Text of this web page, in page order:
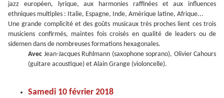
jazz européen, lyrique, aux harmonies raffinées et aux influences
ethniques multiples : Italie, Espagne, Inde, Amérique latine, Afrique...
Une grande complicité et des goûts musicaux très proches lient ces trois
musiciens confirmés, maintes fois croisés en qualité de leaders ou de
sidemen dans de nombreuses formations hexagonales.
Avec Jean-Jacques Ruhlmann (saxophone soprano), Olivier Cahours
(guitare acoustique) et Alain Grange (violoncelle).
Samedi 10 février 2018